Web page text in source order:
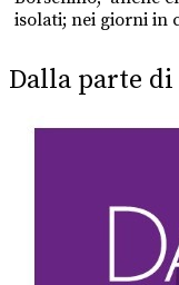
isolati; nei giorni in
Dalla parte